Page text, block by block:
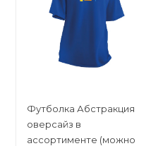
Футболка Абстракция
оверсайз в
ассортименте (можно